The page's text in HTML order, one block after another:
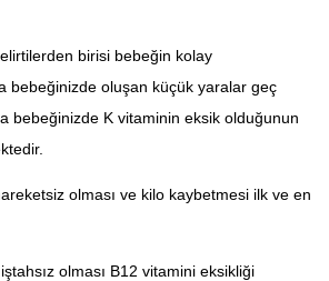
birisi bebeğin kolay
bebeğinizde oluşan küçük yaralar geç
bebeğinizde K vitaminin eksik olduğunun
olması ve kilo kaybetmesi ilk ve en
olması B12 vitamini eksikliği